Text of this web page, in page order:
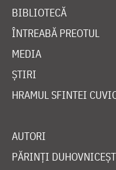
BIBLIOTECĂ
ÎNTREABĂ PREOTUL
MEDIA
ȘTIRI
HRAMUL SFINTEI
AUTORI
PĂRINȚI